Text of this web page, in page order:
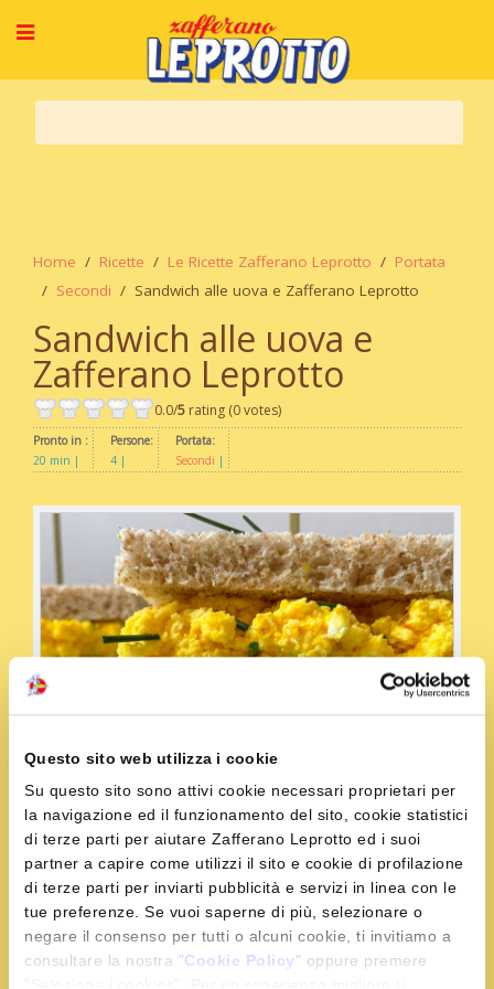
Questo sito web utilizza i cookie
Su questo sito sono attivi cookie necessari proprietari per
la navigazione ed il funzionamento del sito, cookie statistici
di terze parti per aiutare Zafferano Leprotto ed i suoi
partner a capire come utilizzi il sito e cookie di profilazione
di terze parti per inviarti pubblicità e servizi in linea con le
tue preferenze. Se vuoi saperne di più, selezionare o
negare il consenso per tutti o alcuni cookie, ti invitiamo a
consultare la nostra "Cookie Policy" oppure premere
Home Ricette Le Ricette Zafferano Leprotto
Portata
Secondi
Sandwich alle uova e Zafferano Leprotto
Sandwich alle uova e
Zafferano Leprotto
0.0/5 rating (0 votes)
Pronto in :
20 min
Persone:
4
Portata:
Secondi